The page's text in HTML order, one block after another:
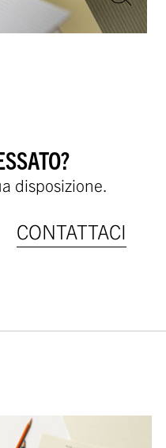
disposizione.
CONTATTACI